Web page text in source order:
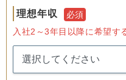
理想年収
必須
入社2～3年目以降に希望す